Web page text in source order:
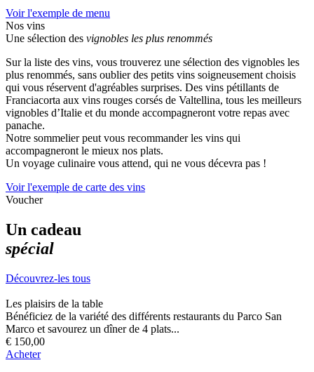
Voir l'exemple de menu
Nos vins
Une sélection des vignobles les plus renommés
Sur la liste des vins, vous trouverez une sélection des vignobles les
plus renommés, sans oublier des petits vins soigneusement choisis
qui vous réservent d'agréables surprises. Des vins pétillants de
Franciacorta aux vins rouges corsés de Valtellina, tous les meilleurs
vignobles d’Italie et du monde accompagneront votre repas avec
panache.
Notre sommelier peut vous recommander les vins qui
accompagneront le mieux nos plats.
Un voyage culinaire vous attend, qui ne vous décevra pas !
Voir l'exemple de carte des vins
Voucher
Un cadeau
spécial
Découvrez-les tous
Les plaisirs de la table
Bénéficiez de la variété des différents restaurants du Parco San
Marco et savourez un dîner de 4 plats...
€ 150,00
Acheter